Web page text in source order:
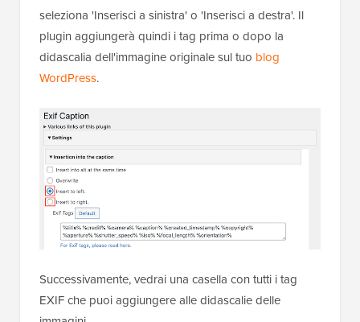
seleziona 'Inserisci a sinistra' o 'Inserisci a destra'. Il
plugin aggiungerà quindi i tag prima o dopo la
didascalia dell'immagine originale sul tuo blog
WordPress.
Successivamente, vedrai una casella con tutti i tag
EXIF che puoi aggiungere alle didascalie delle